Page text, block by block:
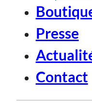
Presse
Contact